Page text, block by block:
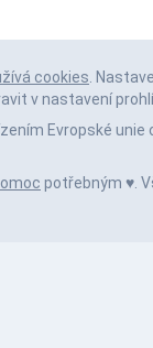
cookies.
v nastavení
Evropské unie
potřebným ♥️.